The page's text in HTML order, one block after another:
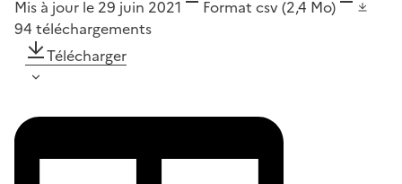
Mis à jour le 29 juin 2021 Format csv(2,4 Mo)
94 téléchargements
Télécharger